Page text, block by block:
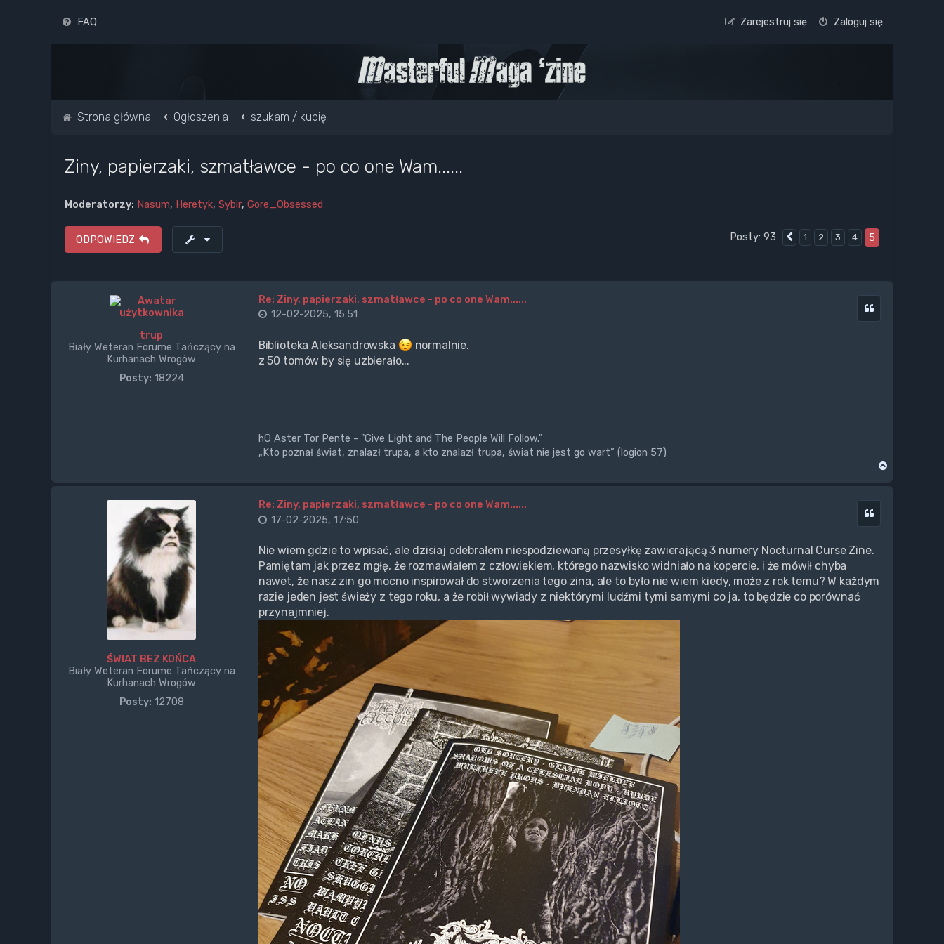
FAQ Zaloguj się
Zarejestruj się
Strona główna Ogłoszenia szukam / kupię
Ziny, papierzaki, szmatławce - po co one Wam......
Moderatorzy: Nasum, Heretyk, Sybir, Gore_Obsessed
ODPOWIEDZ Posty: 93 Poprzednia
1 2 3 4 5
trup
Biały Weteran Forume Tańczący na
Kurhanach Wrogów
Posty: 18224
Re: Ziny, papierzaki, szmatławce - po co one Wam......
12-02-2025, 15:51
Biblioteka Aleksandrowska
normalnie.
z 50 tomów by się uzbierało...
hO Aster Tor Pente - "Give Light and The People Will Follow."
„Kto poznał świat, znalazł trupa, a kto znalazł trupa, świat nie jest go wart” (logion 57)
ŚWIAT BEZ KOŃCA
Biały Weteran Forume Tańczący na
Kurhanach Wrogów
Posty: 12708
Re: Ziny, papierzaki, szmatławce - po co one Wam......
17-02-2025, 17:50
Nie wiem gdzie to wpisać, ale dzisiaj odebrałem niespodziewaną przesyłkę zawierającą 3 numery Nocturnal Curse Zine.
Pamiętam jak przez mgłę, że rozmawiałem z człowiekiem, którego nazwisko widniało na kopercie, i że mówił chyba
nawet, że nasz zin go mocno inspirował do stworzenia tego zina, ale to było nie wiem kiedy, może z rok temu? W każdym
razie jeden jest świeży z tego roku, a że robił wywiady z niektórymi ludźmi tymi samymi co ja, to będzie co porównać
przynajmniej.